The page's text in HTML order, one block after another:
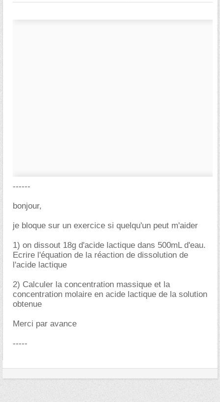
------
bonjour,
je bloque sur un exercice si quelqu'un peut m'aider
1) on dissout 18g d'acide lactique dans 500mL d'eau.
Ecrire l'équation de la réaction de dissolution de
l'acide lactique
2) Calculer la concentration massique et la
concentration molaire en acide lactique de la solution
obtenue
Merci par avance
-----